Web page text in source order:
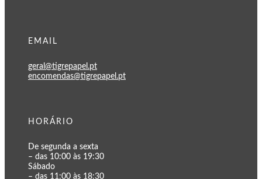
EMAIL
geral@tigrepapel.pt
encomendas@tigrepapel.pt
HORÁRIO
De segunda a sexta
– das 10:00 às 19:30
Sábado
– das 11:00 às 18:30